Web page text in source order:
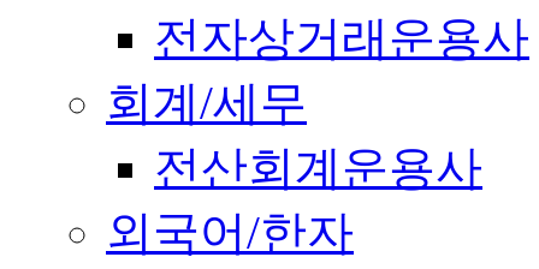
전자상거래운용사
회계/세무
전산회계운용사
외국어/한자